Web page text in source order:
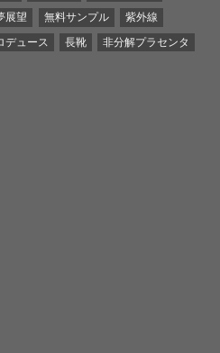
展望 無料サンプル
紫外線
デュース 長靴 非分解プラセンタ